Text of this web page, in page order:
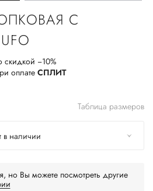
С
скидкой −10%
оплате СПЛИТ
Таблица размеров
в наличии
но Вы можете посмотреть другие